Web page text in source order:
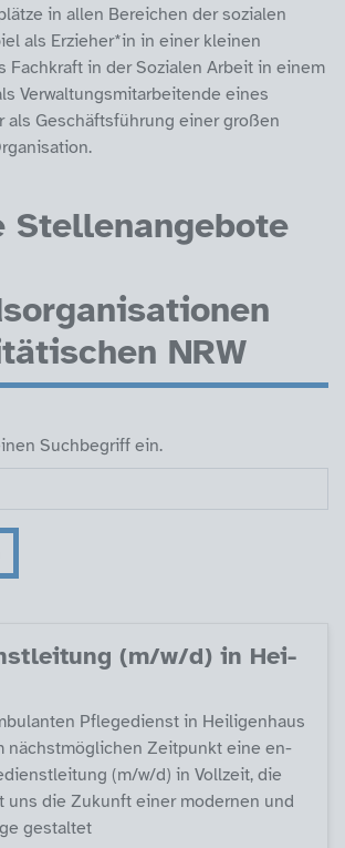
in allen Bereichen der sozialen
als Erzieher*in in einer kleinen
Fachkraft in der Sozialen Arbeit in einem
Verwaltungsmitarbeitende eines
als Geschäftsführung einer großen
Stellenangebote
NRW
Suchbegriff ein.
(m/w/d) in Hei­
Pf­le­ge­di­enst in Hei­li­gen­haus
nächst­mög­li­chen Zeit­punkt ei­ne en­
(m/w/d) in Voll­zeit, die
uns die Zu­kunft ei­ner mo­der­nen und
ge­stal­tet